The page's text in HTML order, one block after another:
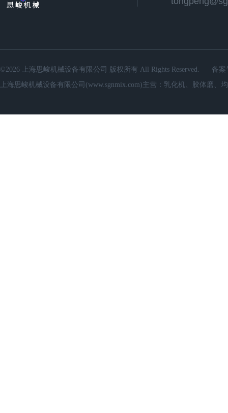
©2026 上海思峻机械设备有限公司 版权所有 All Rights Reserved.
备案
上海思峻机械设备有限公司(www.sgnmix.com)主营：乳化机、胶体磨